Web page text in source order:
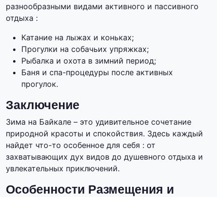
разнообразными видами активного и пассивного
отдыха :
Катание на лыжах и коньках;
Прогулки на собачьих упряжках;
Рыбалка и охота в зимний период;
Баня и спа-процедуры после активных
прогулок.
Заключение
Зима на Байкале – это удивительное сочетание
природной красоты и спокойствия. Здесь каждый
найдет что-то особенное для себя : от
захватывающих дух видов до душевного отдыха и
увлекательных приключений.
Особенности Размещения и